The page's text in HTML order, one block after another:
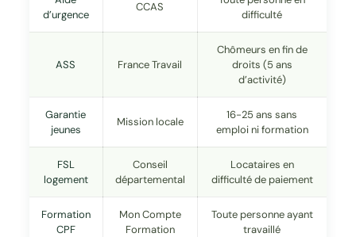
d’urgence
CCAS
difficulté
ASS France Travail
Chômeurs en fin de
droits (5 ans
d’activité)
Garantie
jeunes
Mission locale
16-25 ans sans
emploi ni formation
FSL
logement
Conseil
départemental
Locataires en
difficulté de paiement
Formation
CPF
Mon Compte
Formation
Toute personne ayant
travaillé